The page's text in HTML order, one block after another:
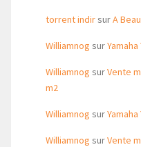
torrent indirsurA
Williamnog sur
Williamnog surVente
m2
Williamnog sur
Williamnog surVente